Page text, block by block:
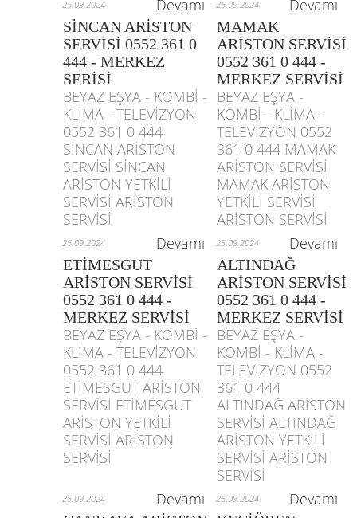
25.09.2024 Devamı 25.09.2024 Devamı
SİNCAN ARİSTON
SERVİSİ 0552 361 0
444 - MERKEZ
SERİSİ
MAMAK
ARİSTON SERVİSİ
0552 361 0 444 -
MERKEZ SERVİSİ
BEYAZ EŞYA - KOMBİ -
KLİMA - TELEVİZYON
0552 361 0 444
SİNCAN ARİSTON
SERVİSİ SİNCAN
ARİSTON YETKİLİ
SERVİSİ ARİSTON
SERVİSİ
BEYAZ EŞYA -
KOMBİ - KLİMA -
TELEVİZYON 0552
361 0 444 MAMAK
ARİSTON SERVİSİ
MAMAK ARİSTON
YETKİLİ SERVİSİ
ARİSTON SERVİSİ
25.09.2024 Devamı 25.09.2024 Devamı
ETİMESGUT
ARİSTON SERVİSİ
0552 361 0 444 -
MERKEZ SERVİSİ
ALTINDAĞ
ARİSTON SERVİSİ
0552 361 0 444 -
MERKEZ SERVİSİ
BEYAZ EŞYA - KOMBİ -
KLİMA - TELEVİZYON
0552 361 0 444
ETİMESGUT ARİSTON
SERVİSİ ETİMESGUT
ARİSTON YETKİLİ
SERVİSİ ARİSTON
SERVİSİ
BEYAZ EŞYA -
KOMBİ - KLİMA -
TELEVİZYON 0552
361 0 444
ALTINDAĞ ARİSTON
SERVİSİ ALTINDAĞ
ARİSTON YETKİLİ
SERVİSİ ARİSTON
SERVİSİ
25.09.2024 Devamı 25.09.2024 Devamı